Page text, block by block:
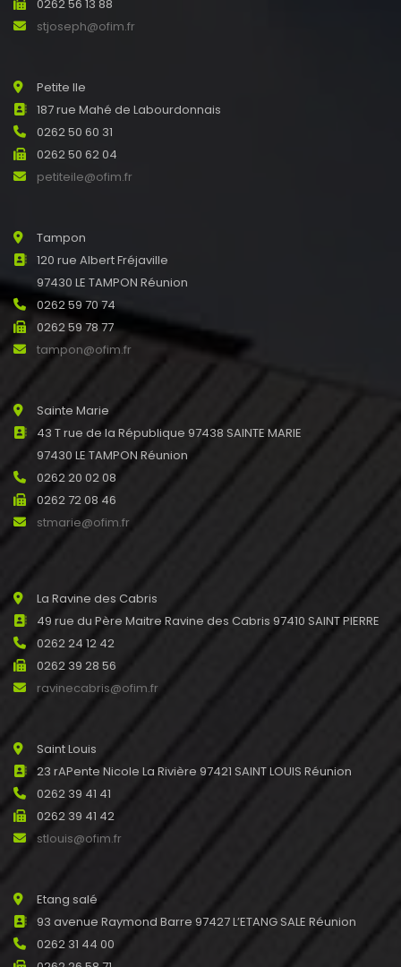
0262 56 13 88
stjoseph@ofim.fr
Petite Ile
187 rue Mahé de Labourdonnais
0262 50 60 31
0262 50 62 04
petiteile@ofim.fr
Tampon
120 rue Albert Fréjaville
97430 LE TAMPON Réunion
0262 59 70 74
0262 59 78 77
tampon@ofim.fr
Sainte Marie
43 T rue de la République 97438 SAINTE MARIE
97430 LE TAMPON Réunion
0262 20 02 08
0262 72 08 46
stmarie@ofim.fr
La Ravine des Cabris
49 rue du Père Maitre Ravine des Cabris 97410 SAINT PIERRE
0262 24 12 42
0262 39 28 56
ravinecabris@ofim.fr
Saint Louis
23 rAPente Nicole La Rivière 97421 SAINT LOUIS Réunion
0262 39 41 41
0262 39 41 42
stlouis@ofim.fr
Etang salé
93 avenue Raymond Barre 97427 L’ETANG SALE Réunion
0262 31 44 00